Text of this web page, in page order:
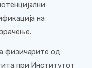
на
физичарите од
при Институтот